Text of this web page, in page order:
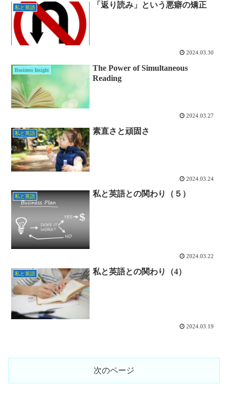
私と英語 「返り読み」という悪癖の矯正
2024.03.30
Business Insight
The Power of Simultaneous
Reading
2024.03.27
私と英語 素直さと頑固さ
2024.03.24
私と英語 私と英語との関わり（５）
2024.03.22
私と英語 私と英語との関わり（4）
2024.03.19
次のページ